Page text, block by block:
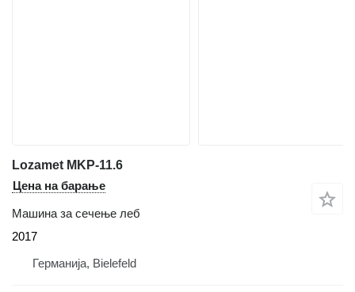
Lozamet MKP-11.6
Цена на барање
Машина за сечење леб
2017
Германија, Bielefeld